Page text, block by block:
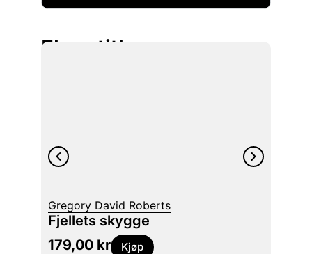
Flere titler
Gregory David Roberts
Fjellets skygge
179,00 kr Kjøp